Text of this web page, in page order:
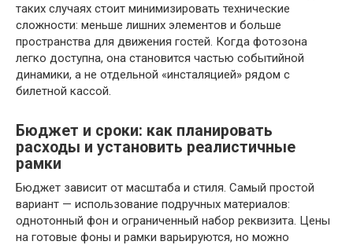
таких случаях стоит минимизировать технические
сложности: меньше лишних элементов и больше
пространства для движения гостей. Когда фотозона
легко доступна, она становится частью событийной
динамики, а не отдельной «инсталяцией» рядом с
билетной кассой.
Бюджет и сроки: как планировать
расходы и установить реалистичные
рамки
Бюджет зависит от масштаба и стиля. Самый простой
вариант — использование подручных материалов:
однотонный фон и ограниченный набор реквизита. Цены
на готовые фоны и рамки варьируются, но можно